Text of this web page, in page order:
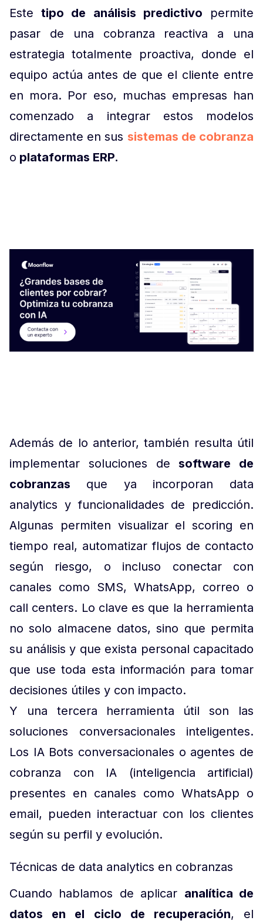
Estetipo de análisis predictivo permite
pasar de una cobranza reactiva a una
estrategia totalmente proactiva, donde el
equipo actúa antes de que el cliente entre
en mora. Por eso, muchas empresas han
comenzado a integrar estos modelos
directamente en sus sistemas de cobranza
o plataformas ERP.
Además de lo anterior, también resulta útil
implementar soluciones de software de
cobranzas que ya incorporan data
analytics y funcionalidades de predicción.
Algunas permiten visualizar el scoring en
tiempo real, automatizar flujos de contacto
según riesgo, o incluso conectar con
canales como SMS, WhatsApp, correo o
call centers. Lo clave es que la herramienta
no solo almacene datos, sino que permita
su análisis y que exista personal capacitado
que use toda esta información para tomar
decisiones útiles y con impacto.
Y una tercera herramienta útil son las
soluciones conversacionales inteligentes.
Los IA Bots conversacionales o agentes de
cobranza con IA (inteligencia artificial)
presentes en canales como WhatsApp o
email, pueden interactuar con los clientes
según su perfil y evolución.
Técnicas de data analytics en cobranzas
Cuando hablamos de aplicar analítica de
datos en el ciclo de recuperación, el